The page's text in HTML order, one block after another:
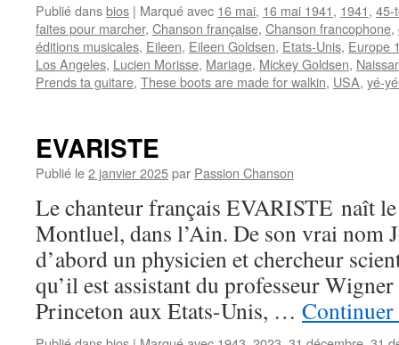
Publié dansbios | Marqué avec 16 mai, 16 mai 1941, 1941, 45-
faites pour marcher, Chanson française, Chanson francophone,
éditions musicales, Eileen, Eileen Goldsen, Etats-Unis, Europe
Los Angeles, Lucien Morisse, Mariage, Mickey Goldsen,
Prends ta guitare, These boots are made for walkin, USA, yé-
EVARISTE
Publié le2 janvier 2025par Passion Chanson
Le chanteur français EVARISTE naît
Montluel, dans l’Ain. De son vrai nom
d’abord un physicien et chercheur
qu’il est assistant du professeur
Princeton aux Etats-Unis, …